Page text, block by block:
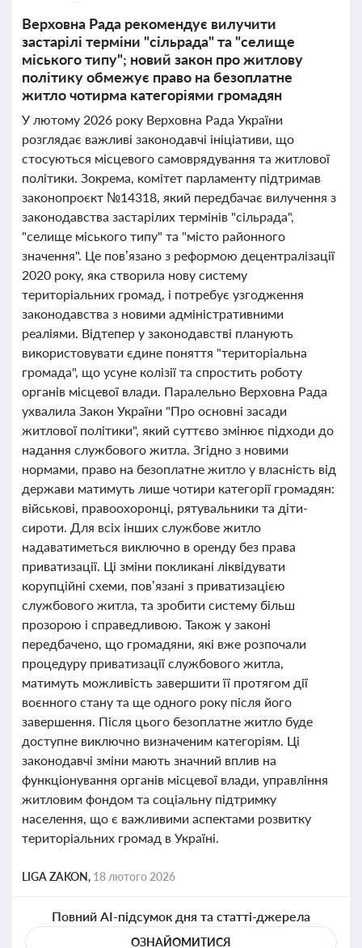
Верховна Рада рекомендує вилучити
застарілі терміни "сільрада" та "селище
міського типу"; новий закон про житлову
політику обмежує право на безоплатне
житло чотирма категоріями громадян
У лютому 2026 року Верховна Рада України
розглядає важливі законодавчі ініціативи, що
стосуються місцевого самоврядування та житлової
політики. Зокрема, комітет парламенту підтримав
законопроєкт №14318, який передбачає вилучення з
законодавства застарілих термінів "сільрада",
"селище міського типу" та "місто районного
значення". Це пов’язано з реформою децентралізації
2020 року, яка створила нову систему
територіальних громад, і потребує узгодження
законодавства з новими адміністративними
реаліями. Відтепер у законодавстві планують
використовувати єдине поняття "територіальна
громада", що усуне колізії та спростить роботу
органів місцевої влади. Паралельно Верховна Рада
ухвалила Закон України "Про основні засади
житлової політики", який суттєво змінює підходи до
надання службового житла. Згідно з новими
нормами, право на безоплатне житло у власність від
держави матимуть лише чотири категорії громадян:
військові, правоохоронці, рятувальники та діти-
сироти. Для всіх інших службове житло
надаватиметься виключно в оренду без права
приватизації. Ці зміни покликані ліквідувати
корупційні схеми, пов’язані з приватизацією
службового житла, та зробити систему більш
прозорою і справедливою. Також у законі
передбачено, що громадяни, які вже розпочали
процедуру приватизації службового житла,
матимуть можливість завершити її протягом дії
воєнного стану та ще одного року після його
завершення. Після цього безоплатне житло буде
доступне виключно визначеним категоріям. Ці
законодавчі зміни мають значний вплив на
функціонування органів місцевої влади, управління
житловим фондом та соціальну підтримку
населення, що є важливими аспектами розвитку
територіальних громад в Україні.
LIGA ZAKON, 18 лютого 2026
Повний AI-підсумок дня та статті-джерела
ОЗНАЙОМИТИСЯ